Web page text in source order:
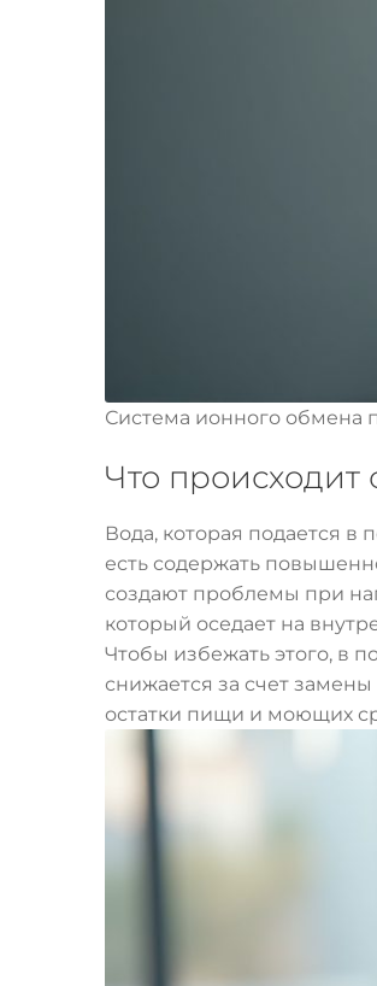
Система ионного обмена
Что
Вода, которая подается
есть содержать
создают проблемы при
который оседает на
Чтобы избежать этого, в
снижается за счет
остатки пищи и моющих